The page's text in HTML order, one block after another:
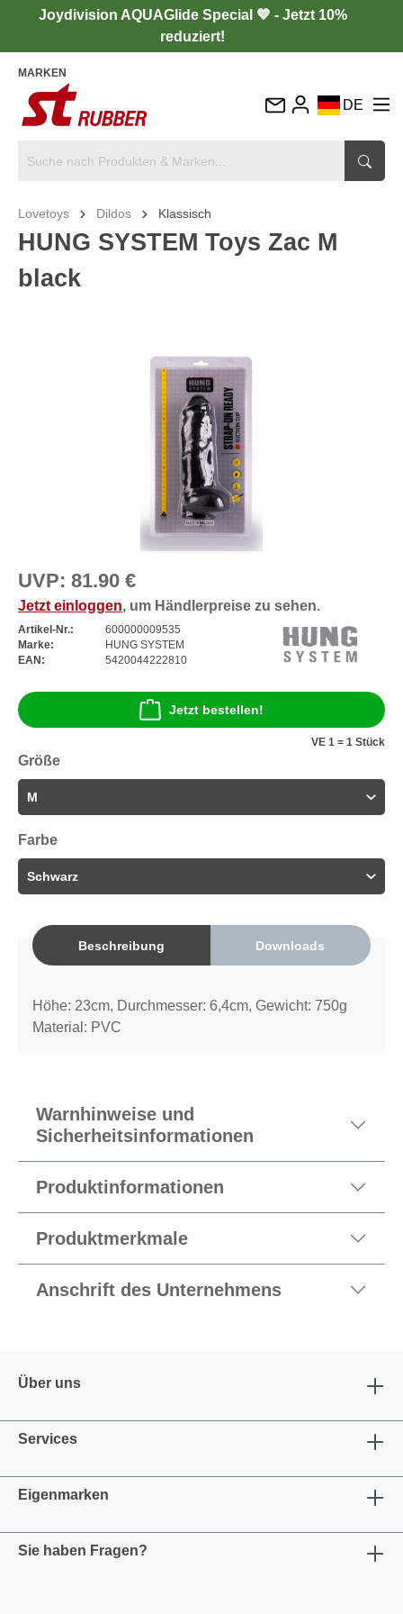
Joydivision AQUAGlide Special 💙 - Jetzt 10%
reduziert!
MARKEN
DE
IT
Lovetoys Dildos Klassisch
HUNG SYSTEM Toys Zac M
black
UVP: 81.90 €
Jetzt einloggen, um Händlerpreise zu sehen.
Artikel-Nr.:
600000009535
Marke:
HUNG SYSTEM
EAN:
5420044222810
Jetzt bestellen!
VE 1 = 1 Stück
Größe
Farbe
Beschreibung Downloads
Höhe: 23cm, Durchmesser: 6,4cm, Gewicht: 750g
Material: PVC
Warnhinweise und
Sicherheitsinformationen
Produktinformationen
Produktmerkmale
Anschrift des Unternehmens
Über uns
Services
Eigenmarken
Sie haben Fragen?